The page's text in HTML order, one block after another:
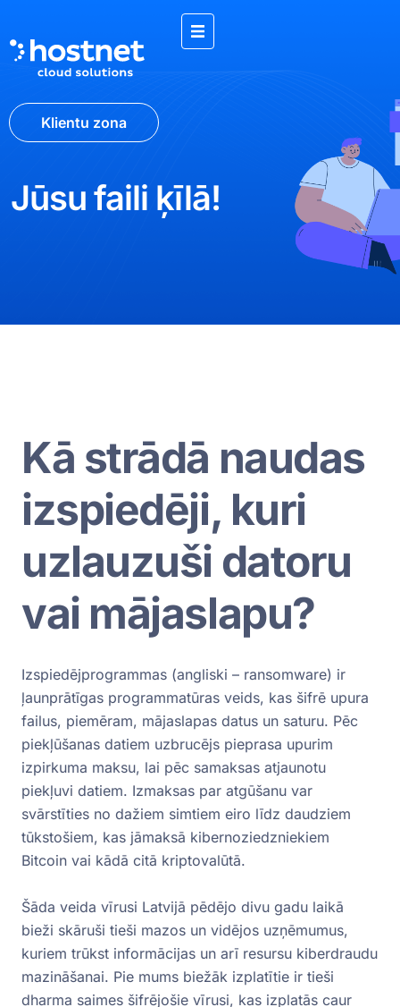
Klientu zona
Jūsu faili ķīlā!
Kā strādā naudas
izspiedēji, kuri
uzlauzuši datoru
vai mājaslapu?
Izspiedējprogrammas (angliski – ransomware) ir
ļaunprātīgas programmatūras veids, kas šifrē upura
failus, piemēram, mājaslapas datus un saturu. Pēc
piekļūšanas datiem uzbrucējs pieprasa upurim
izpirkuma maksu, lai pēc samaksas atjaunotu
piekļuvi datiem. Izmaksas par atgūšanu var
svārstīties no dažiem simtiem eiro līdz daudziem
tūkstošiem, kas jāmaksā kibernoziedzniekiem
Bitcoin vai kādā citā kriptovalūtā.
Šāda veida vīrusi Latvijā pēdējo divu gadu laikā
bieži skāruši tieši mazos un vidējos uzņēmumus,
kuriem trūkst informācijas un arī resursu kiberdraudu
mazināšanai. Pie mums biežāk izplatītie ir tieši
dharma saimes šifrējošie vīrusi, kas izplatās caur